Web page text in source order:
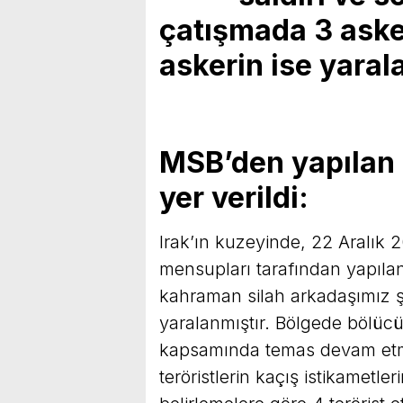
çatışmada 3
askerin ise
MSB’den
yer verildi:
Irak’ın kuzeyinde, 22
mensupları tarafından
kahraman silah
yaralanmıştır. Bölgede
kapsamında temas devam
teröristlerin kaçış